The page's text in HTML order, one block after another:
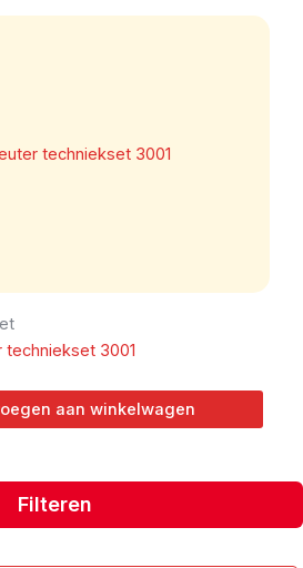
techniekset 3001
aan winkelwagen
Filteren